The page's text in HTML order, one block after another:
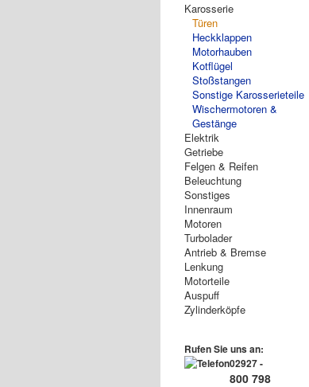
Karosserie
Türen
Heckklappen
Motorhauben
Kotflügel
Stoßstangen
Sonstige Karosserieteile
Wischermotoren &
Gestänge
Elektrik
Getriebe
Felgen & Reifen
Beleuchtung
Sonstiges
Innenraum
Motoren
Turbolader
Antrieb & Bremse
Lenkung
Motorteile
Auspuff
Zylinderköpfe
Rufen Sie uns an:
02927 -
800 798